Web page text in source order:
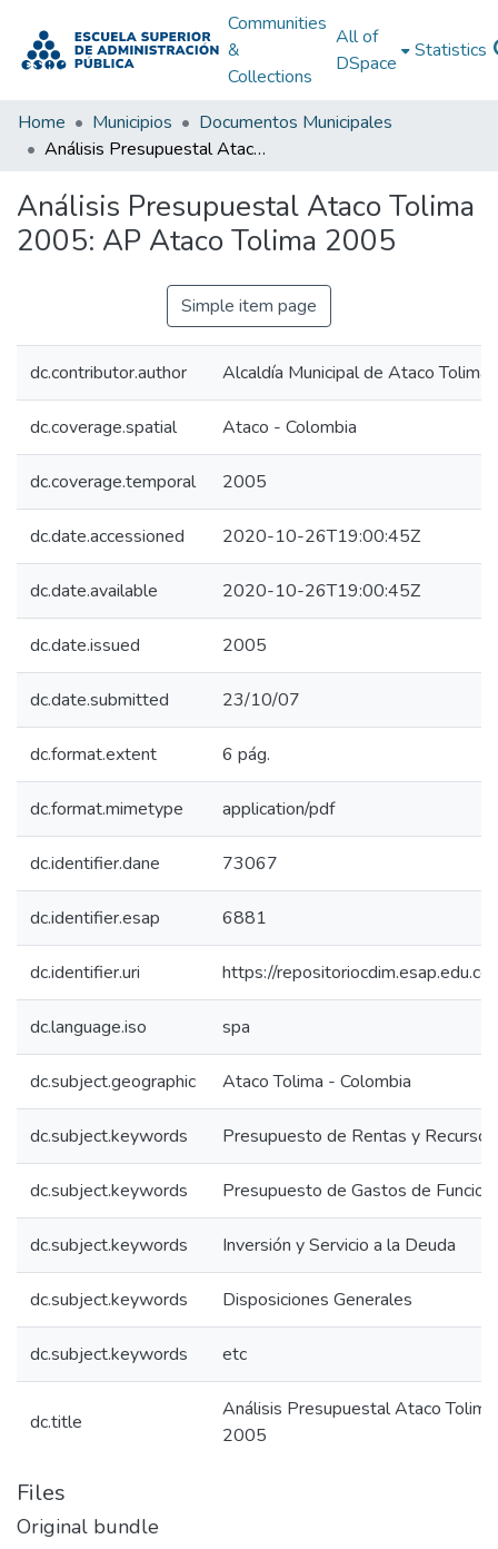
Communities
&
Collections
All of
DSpace
Statistics
Home Municipios
Documentos Municipales
Análisis Presupuestal Ataco Tolima 2005: AP Ataco Tolima 2005
Análisis Presupuestal Ataco Tolima
2005: AP Ataco Tolima 2005
Simple item page
dc.contributor.author Alcaldía Municipal de Ataco Tolima
dc.coverage.spatial Ataco - Colombia
dc.coverage.temporal 2005
dc.date.accessioned 2020-10-26T19:00:45Z
dc.date.available 2020-10-26T19:00:45Z
dc.date.issued 2005
dc.date.submitted 23/10/07
dc.format.extent 6 pág.
dc.format.mimetype application/pdf
dc.identifier.dane 73067
dc.identifier.esap 6881
dc.identifier.uri https://
dc.language.iso spa
dc.subject.geographic Ataco Tolima - Colombia
dc.subject.keywords Presupuesto de Rentas y
dc.subject.keywords Presupuesto de Gastos de
dc.subject.keywords Inversión y Servicio a la Deuda
dc.subject.keywords Disposiciones Generales
dc.subject.keywords etc
dc.title
Análisis Presupuestal Ataco
2005
Files
Original bundle